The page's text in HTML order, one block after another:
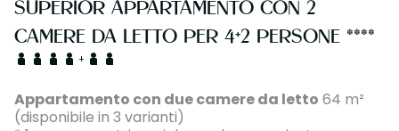
SUPERIOR APPARTAMENTO CON 2
CAMERE DA LETTO PER 4+2 PERSONE ****
+
Appartamento con due camere da letto 64 m²
(disponibile in 3 varianti)